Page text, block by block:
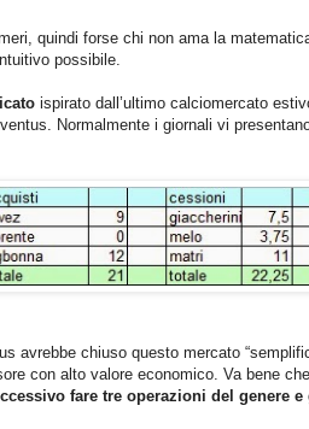
quindi forse chi non ama la
possibile.
ispirato dall’ultimo calciomercato
Normalmente i giornali vi
avrebbe chiuso questo mercato
con alto valore economico. Va bene
fare tre operazioni del genere